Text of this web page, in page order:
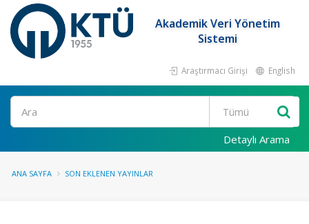
Akademik Veri Yönetim
Sistemi
Araştırmacı Girişi English
Ara
Detaylı Arama
ANA SAYFA SON EKLENEN YAYINLAR